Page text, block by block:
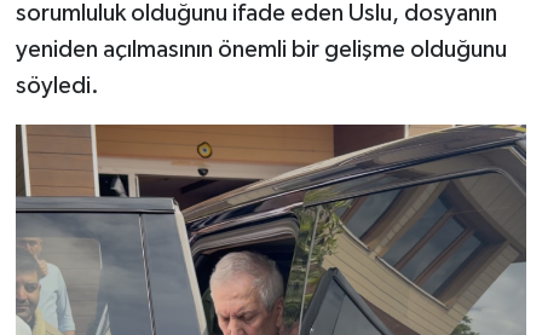
sorumluluk olduğunu ifade eden Uslu, dosyanın
yeniden açılmasının önemli bir gelişme olduğunu
söyledi.